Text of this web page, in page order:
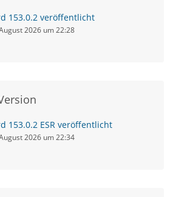
153.0.2 veröffentlicht
2026 um 22:28
153.0.2 ESR veröffentlicht
2026 um 22:34